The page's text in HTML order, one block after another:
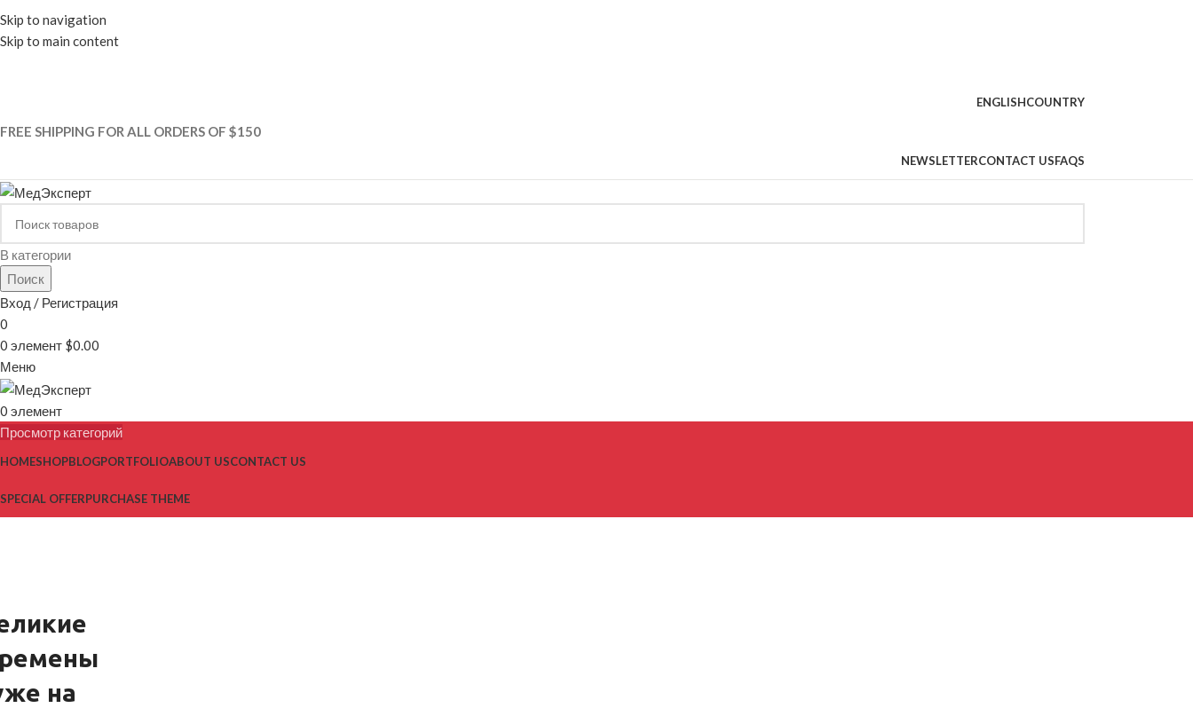
Skip to navigation
Skip to main content
ENGLISHCOUNTRY
FREE SHIPPING FOR ALL ORDERS OF $150
NEWSLETTERCONTACT USFAQS
В категории
Поиск
Вход / Регистрация
0
0 элемент $0.00
Меню
0 элемент
Просмотр категорий
HOMESHOPBLOGPORTFOLIOABOUT USCONTACT US
SPECIAL OFFERPURCHASE THEME
на